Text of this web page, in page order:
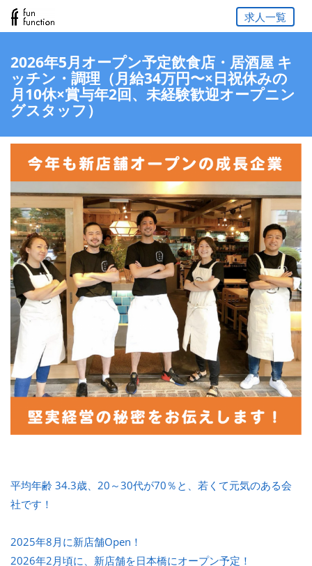
求人一覧
2026年5月オープン予定飲食店・居酒屋 キ
ッチン・調理（月給34万円〜×日祝休みの
月10休×賞与年2回、未経験歓迎オープニン
グスタッフ）
平均年齢 34.3歳、20～30代が70％と、若くて元気のある会
社です！
2025年8月に新店舗Open！
2026年2月頃に、新店舗を日本橋にオープン予定！